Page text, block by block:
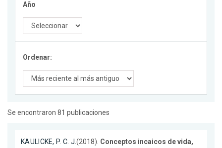
Año
Ordenar:
Se encontraron 81 publicaciones
KAULICKE, P. C. J.(2018). Conceptos incaicos de vida,